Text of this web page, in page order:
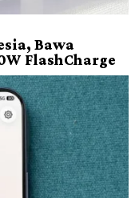
Bawa
FlashCharge